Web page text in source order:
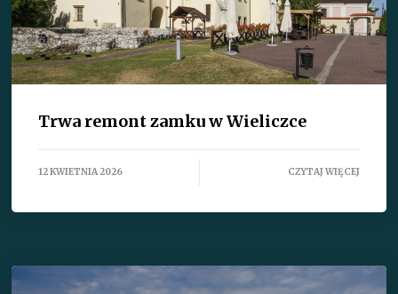
Trwa remont zamku w Wieliczce
12 KWIETNIA 2026 CZYTAJ WIĘCEJ